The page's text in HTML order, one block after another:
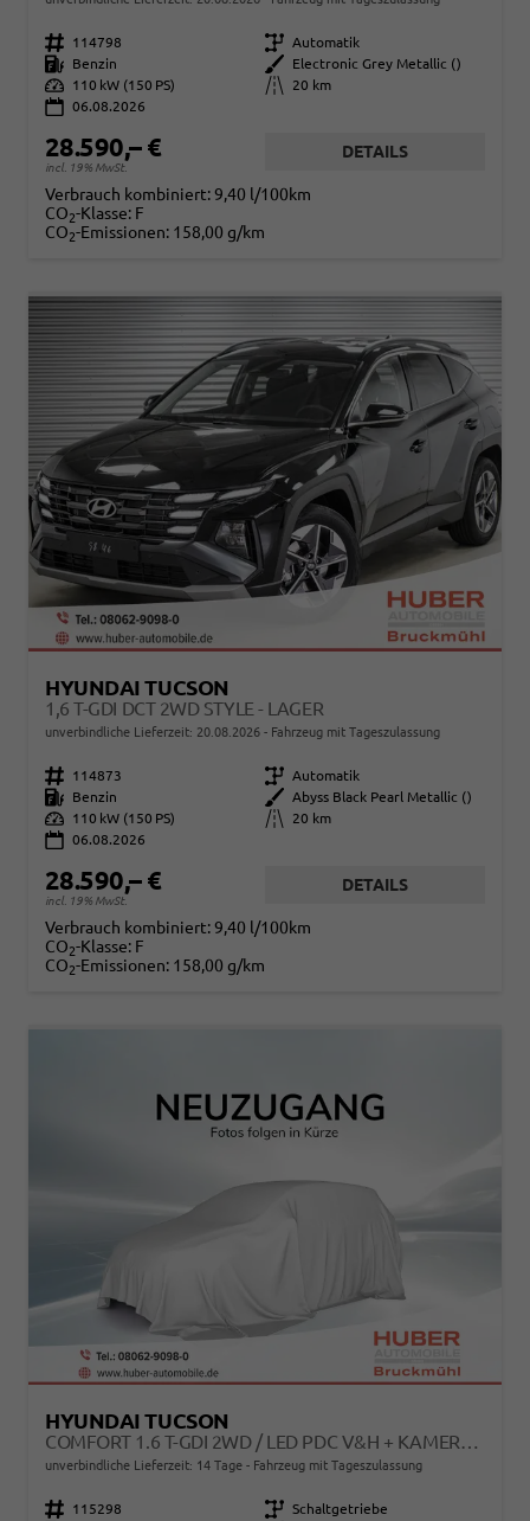
Fahrzeugnr. 114798 Getriebe Automatik
Kraftstoff
Benzin Außenfarbe
Electronic Grey Metallic ()
Leistung
110 kW (150 PS) Kilometerstand
20 km
06.08.2026
28.590,– €
incl. 19% MwSt.
DETAILS
Verbrauch kombiniert: 9,40 l/100km
CO2-Klasse: F
CO2-Emissionen: 158,00 g/km
HYUNDAI TUCSON
1,6 T-GDI DCT 2WD STYLE - LAGER
unverbindliche Lieferzeit: 20.08.2026 Fahrzeug mit Tageszulassung
Fahrzeugnr. 114873 Getriebe Automatik
Kraftstoff
Benzin Außenfarbe
Abyss Black Pearl Metallic ()
Leistung
110 kW (150 PS) Kilometerstand
20 km
06.08.2026
28.590,– €
incl. 19% MwSt.
DETAILS
Verbrauch kombiniert: 9,40 l/100km
CO2-Klasse: F
CO2-Emissionen: 158,00 g/km
HYUNDAI TUCSON
COMFORT 1.6 T-GDI 2WD / LED PDC V&H + KAMERA SITZ LENKRADHEIZUNG ALU 18"
unverbindliche Lieferzeit: 14 Tage Fahrzeug mit Tageszulassung
Fahrzeugnr. 115298 Getriebe Schaltgetriebe